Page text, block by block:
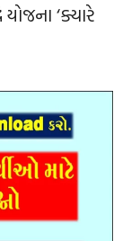
‘ક્યારે